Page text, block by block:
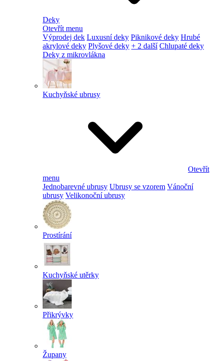
Deky
Otevřít menu
Výprodej dek Luxusní deky Piknikové deky Hrubé
akrylové deky Plyšové deky + 2 další Chlupaté deky
Deky z mikrovlákna
Kuchyňské ubrusy
Otevřít
menu
Jednobarevné ubrusy Ubrusy se vzorem Vánoční
ubrusy Velikonoční ubrusy
Prostírání
Kuchyňské utěrky
Přikrývky
Župany